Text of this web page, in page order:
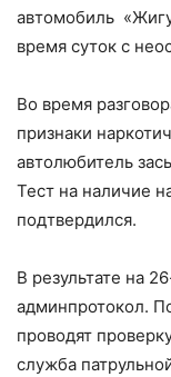
автомобиль
время суток с
Во время
признаки
автолюбитель
Тест на наличие
подтвердился.
В результате на
админпротокол.
проводят
служба